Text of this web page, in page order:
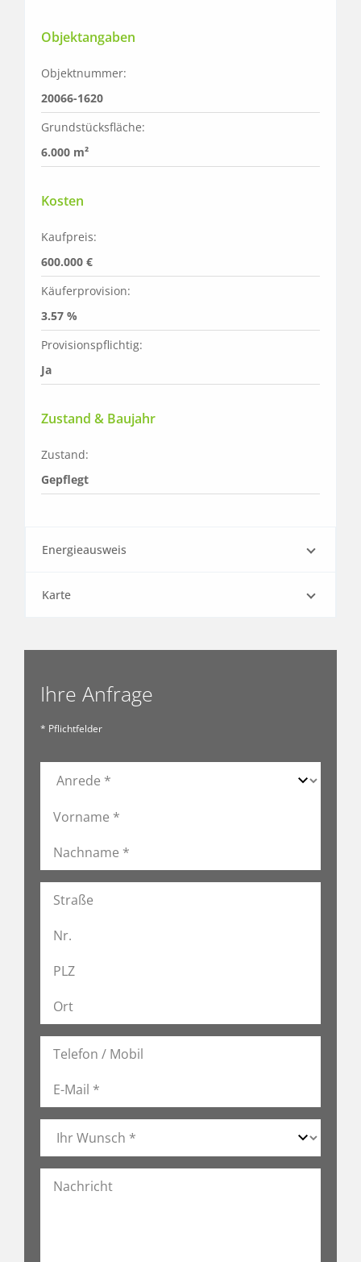
Objektangaben
Objektnummer:
20066-1620
Grundstücksfläche:
6.000 m²
Kosten
Kaufpreis:
600.000 €
Käuferprovision:
3.57 %
Provisionspflichtig:
Ja
Zustand & Baujahr
Zustand:
Gepflegt
Energieausweis
Karte
Ihre Anfrage
* Pflichtfelder